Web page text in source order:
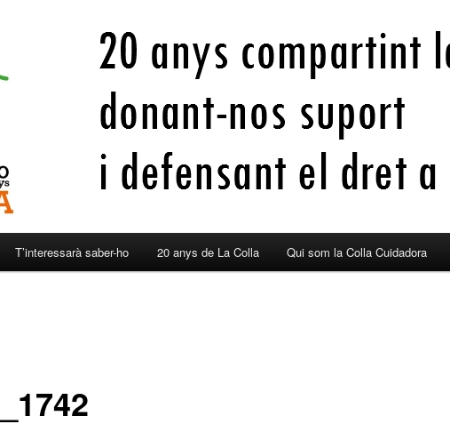
T’interessarà saber-ho 20 anys de La Colla Qui som la Colla Cuidadora